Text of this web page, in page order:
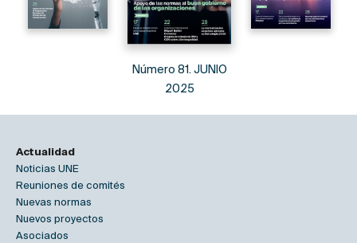
Número 81. JUNIO
2025
Actualidad
Noticias UNE
Reuniones de comités
Nuevas normas
Nuevos proyectos
Asociados